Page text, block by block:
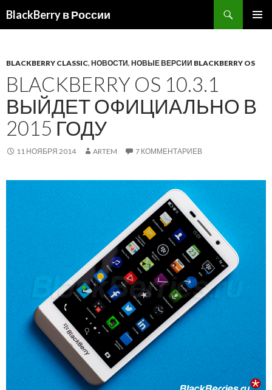
BlackBerry в России
BLACKBERRY CLASSIC, НОВОСТИ, НОВЫЕ ВЕРСИИ BLACKBERRY OS
BLACKBERRY OS 10.3.1
ВЫЙДЕТ ОФИЦИАЛЬНО В
2015 ГОДУ
11 НОЯБРЯ 2014 ARTEM 7 КОММЕНТАРИЕВ